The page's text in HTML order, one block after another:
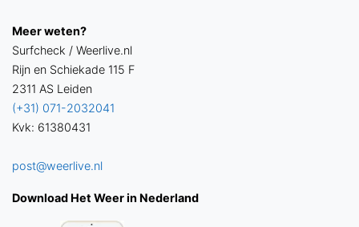
Meer weten?
Surfcheck / Weerlive.nl
Rijn en Schiekade 115 F
2311 AS Leiden
(+31) 071-2032041
Kvk: 61380431
post@weerlive.nl
Download Het Weer in Nederland